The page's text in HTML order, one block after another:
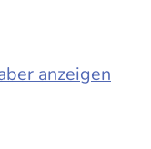
anzeigen